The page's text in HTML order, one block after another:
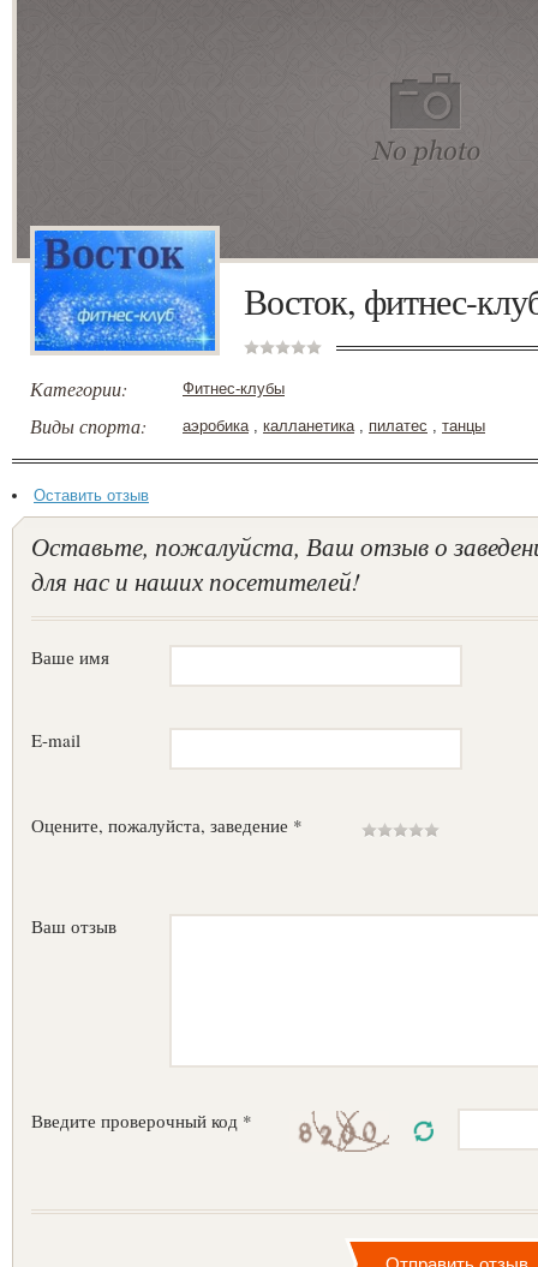
Восток, фитнес-
Категории: Фитнес-клубы
Виды спорта: аэробика, калланетика, пилатес , танцы
Оставить отзыв
Оставьте, пожалуйста, Ваш отзыв о
для нас и наших посетителей!
Ваше имя
E-mail
Оцените, пожалуйста, заведение *
Ваш отзыв
Введите проверочный код *